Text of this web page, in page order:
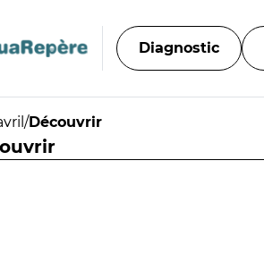
Diagnostic
/Découvrir